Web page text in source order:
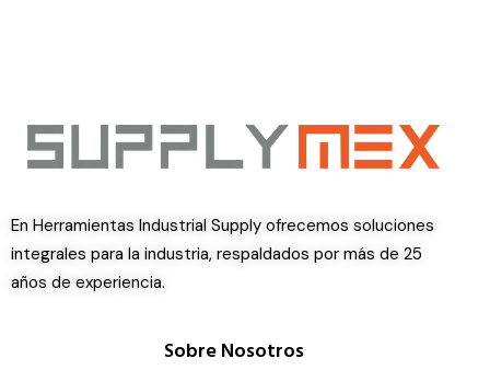
En Herramientas Industrial Supply ofrecemos soluciones
integrales para la industria, respaldados por más de 25
años de experiencia.
Sobre Nosotros